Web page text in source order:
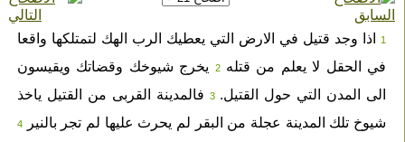
1اذا وجد قتيل في الارض التي يعطيك الرب الهك لتمتلكها واقعا
في الحقل لا يعلم من قتله 2يخرج شيوخك وقضاتك ويقيسون
الى المدن التي حول القتيل. 3فالمدينة القربى من القتيل ياخذ
شيوخ تلك المدينة عجلة من البقر لم يحرث عليها لم تجر بالنير
4